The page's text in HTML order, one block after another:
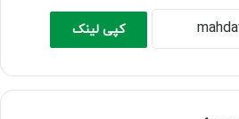
کپی لینک